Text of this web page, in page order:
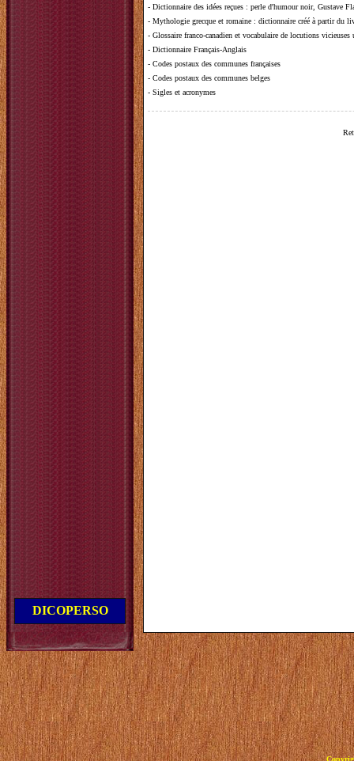
DICOPERSO
- Dictionnaire des idées reçues : perle d'humour noir, Gustave
- Mythologie grecque et romaine : dictionnaire créé à partir du
- Glossaire franco-canadien et vocabulaire de locutions vicieuses
- Dictionnaire Français-Anglais
- Codes postaux des communes françaises
- Codes postaux des communes belges
- Sigles et acronymes